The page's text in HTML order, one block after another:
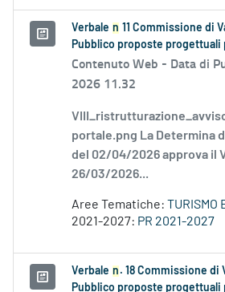
Verbale n 11 Commissione di
Pubblico proposte progettuali
Contenuto Web - Data di
2026 11.32
portale.png La Determina
del 02/04/2026 approva il
26/03/2026...
Aree Tematiche: TURISMO
2021-2027: PR 2021-2027
Verbale n . 18 Commissione di
Pubblico proposte progettuali